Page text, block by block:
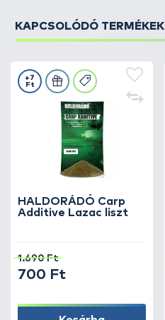
KAPCSOLÓDÓ TERMÉKEK
HALDORÁDÓ Carp
Additive Lazac liszt
+7
Ft
1.690 Ft
700 Ft